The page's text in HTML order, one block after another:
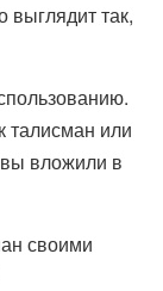
так,
талисман или
вложили в
своими